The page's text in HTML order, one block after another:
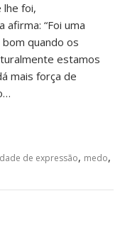
foi,
“Foi uma
quando os
estamos
mais força de
de expressão, medo,